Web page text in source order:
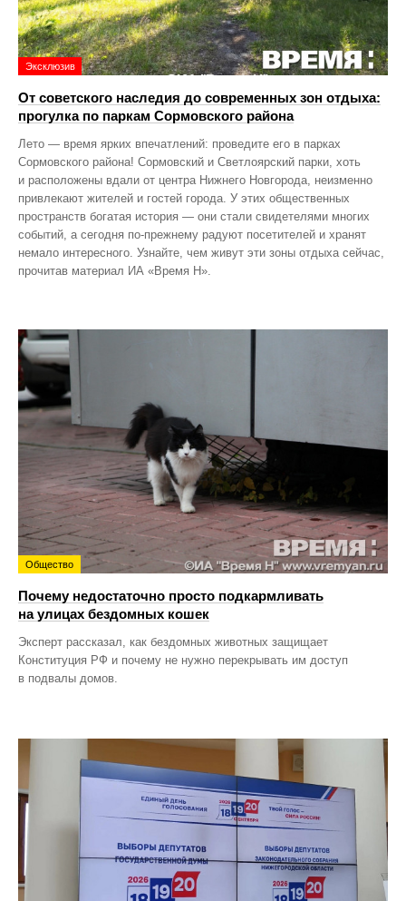
Эксклюзив
От советского наследия до современных зон отдыха:
прогулка по паркам Сормовского района
Лето — время ярких впечатлений: проведите его в парках
Сормовского района! Сормовский и Светлоярский парки, хоть
и расположены вдали от центра Нижнего Новгорода, неизменно
привлекают жителей и гостей города. У этих общественных
пространств богатая история — они стали свидетелями многих
событий, а сегодня по‑прежнему радуют посетителей и хранят
немало интересного. Узнайте, чем живут эти зоны отдыха сейчас,
прочитав материал ИА «Время Н».
Общество
Почему недостаточно просто подкармливать
на улицах бездомных кошек
Эксперт рассказал, как бездомных животных защищает
Конституция РФ и почему не нужно перекрывать им доступ
в подвалы домов.